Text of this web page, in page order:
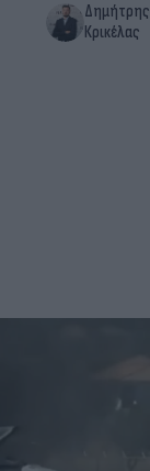
Δημήτρης
Κρικέλας